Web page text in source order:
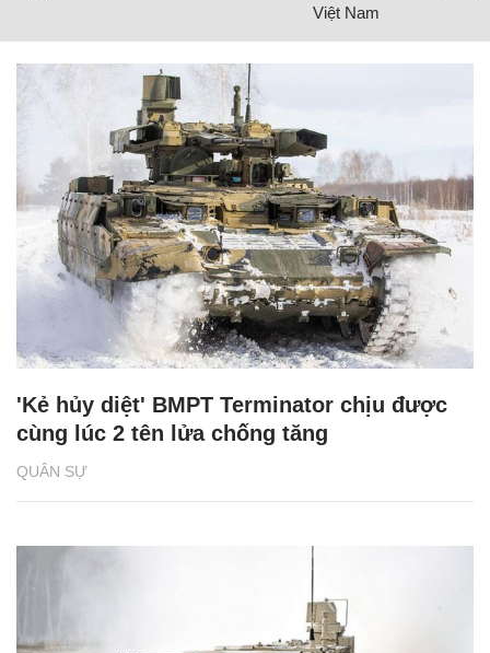
Việt Nam
QUÂN SỰ
'Kẻ hủy diệt' BMPT Terminator chịu được
cùng lúc 2 tên lửa chống tăng